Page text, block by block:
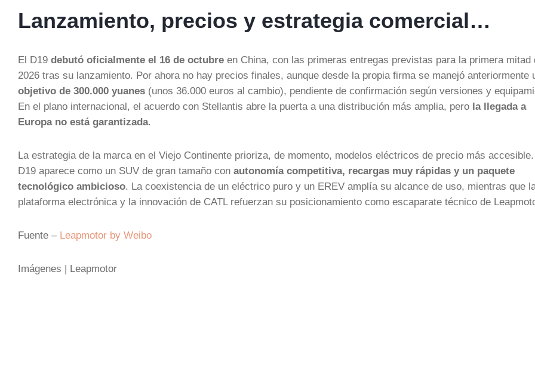
Lanzamiento, precios y estrategia comercial…
El D19 debutó oficialmente el 16 de octubre en China, con las primeras entregas previstas para la primera mitad
2026 tras su lanzamiento. Por ahora no hay precios finales, aunque desde la propia firma se manejó anteriormente
objetivo de 300.000 yuanes (unos 36.000 euros al cambio), pendiente de confirmación según versiones y
En el plano internacional, el acuerdo con Stellantis abre la puerta a una distribución más amplia, pero la llegada a
Europa no está garantizada.
La estrategia de la marca en el Viejo Continente prioriza, de momento, modelos eléctricos de precio más
D19 aparece como un SUV de gran tamaño con autonomía competitiva, recargas muy rápidas y un paquete
tecnológico ambicioso. La coexistencia de un eléctrico puro y un EREV amplía su alcance de uso, mientras que
plataforma electrónica y la innovación de CATL refuerzan su posicionamiento como escaparate técnico de
Fuente – Leapmotor by Weibo
Imágenes | Leapmotor